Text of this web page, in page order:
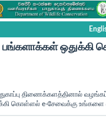
ஒதுக்கி
திணைக்களத்தினால்
கொள்ளல் e-சேவைக்கு உங்களை